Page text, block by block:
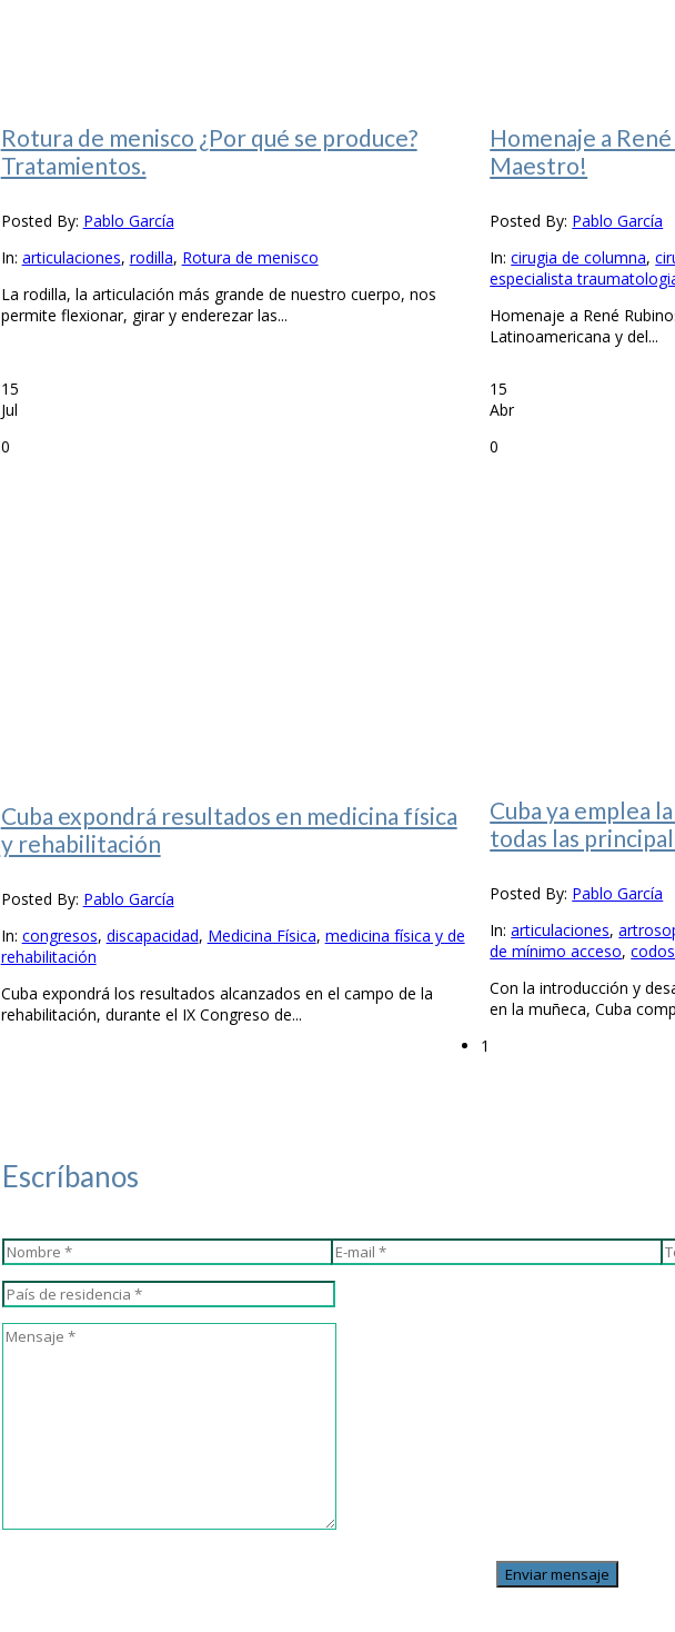
Rotura de menisco ¿Por qué se produce?
Tratamientos.
Posted By: Pablo García
In: articulaciones, rodilla, Rotura de menisco
La rodilla, la articulación más grande de nuestro cuerpo, nos
permite flexionar, girar y enderezar las...
Homenaje a
Maestro!
Posted By: Pablo García
In:cirugia de columna,
especialista
Homenaje a René
Latinoamericana y del...
15
Jul
0
Cuba expondrá resultados en medicina física
y rehabilitación
Posted By: Pablo García
In: congresos, discapacidad, Medicina Física, medicina física y de
rehabilitación
Cuba expondrá los resultados alcanzados en el campo de la
rehabilitación, durante el IX Congreso de...
15
Abr
0
Cuba ya emplea
todas las
Posted By: Pablo García
In:articulaciones,
de mínimo acceso,codos
Con la introducción y
en la muñeca, Cuba
1
Escríbanos